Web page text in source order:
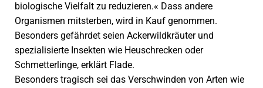
biologische Vielfalt zu reduzieren.« Dass andere
Organismen mitsterben, wird in Kauf genommen.
Besonders gefährdet seien Ackerwildkräuter und
spezialisierte Insekten wie Heuschrecken oder
Schmetterlinge, erklärt Flade.
Besonders tragisch sei das Verschwinden von Arten wie